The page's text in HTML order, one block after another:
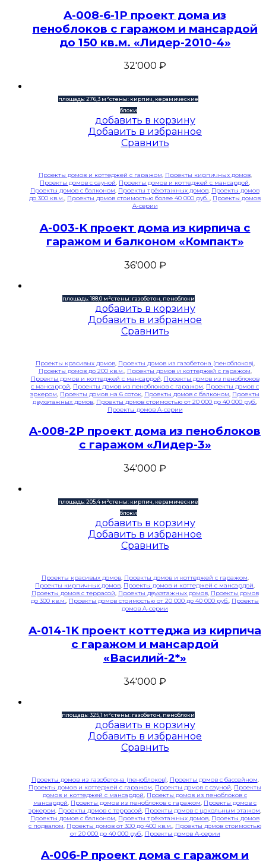
A-008-6-1P проект дома из
пеноблоков с гаражом и мансардой
до 150 кв.м. «Лидер-2010-4»
32'000 ₽
площадь: 276,3 м²стены: кирпич, керамические
блоки
добавить в корзину
Добавить в избранное
Сравнить
Проекты домов и коттеджей с гаражом, Проекты кирпичных домов,
Проекты домов с сауной, Проекты домов и коттеджей с мансардой,
Проекты домов с балконом, Проекты трёхэтажных домов, Проекты домов
до 300 кв.м., Проекты домов стоимостью более 40 000 руб. , Проекты домов
A-серии
A-003-K проект дома из кирпича с
гаражом и балконом «Компакт»
36'000 ₽
площадь: 188,0 м²стены: газобетон, пеноблоки
добавить в корзину
Добавить в избранное
Сравнить
Проекты красивых домов, Проекты домов из газобетона (пеноблоков),
Проекты домов до 200 кв.м., Проекты домов и коттеджей с гаражом,
Проекты домов и коттеджей с мансардой, Проекты домов из пеноблоков
с мансардой, Проекты домов из пеноблоков с гаражом, Проекты домов с
эркером, Проекты домов на 6 соток, Проекты домов с балконом, Проекты
двухэтажных домов, Проекты домов стоимостью от 20 000 до 40 000 руб.,
Проекты домов A-серии
A-008-2P проект дома из пеноблоков
с гаражом «Лидер-3»
34'000 ₽
площадь: 205,4 м²стены: кирпич, керамические
блоки
добавить в корзину
Добавить в избранное
Сравнить
Проекты красивых домов, Проекты домов и коттеджей с гаражом,
Проекты кирпичных домов, Проекты домов и коттеджей с мансардой,
Проекты домов с террасой, Проекты двухэтажных домов, Проекты домов
до 300 кв.м., Проекты домов стоимостью от 20 000 до 40 000 руб., Проекты
домов A-серии
A-014-1K проект коттеджа из кирпича
с гаражом и мансардой
«Василий-2*»
34'000 ₽
площадь: 325,1 м²стены: газобетон, пеноблоки
добавить в корзину
Добавить в избранное
Сравнить
Проекты домов из газобетона (пеноблоков), Проекты домов с бассейном,
Проекты домов и коттеджей с гаражом, Проекты домов с сауной, Проекты
домов и коттеджей с мансардой, Проекты домов из пеноблоков с
мансардой, Проекты домов из пеноблоков с гаражом, Проекты домов с
эркером, Проекты домов с террасой, Проекты домов с цокольным этажом,
Проекты домов с балконом, Проекты трёхэтажных домов, Проекты домов
с подвалом, Проекты домов от 300 до 400 кв.м., Проекты домов стоимостью
от 20 000 до 40 000 руб., Проекты домов A-серии
A-006-P проект дома с гаражом и